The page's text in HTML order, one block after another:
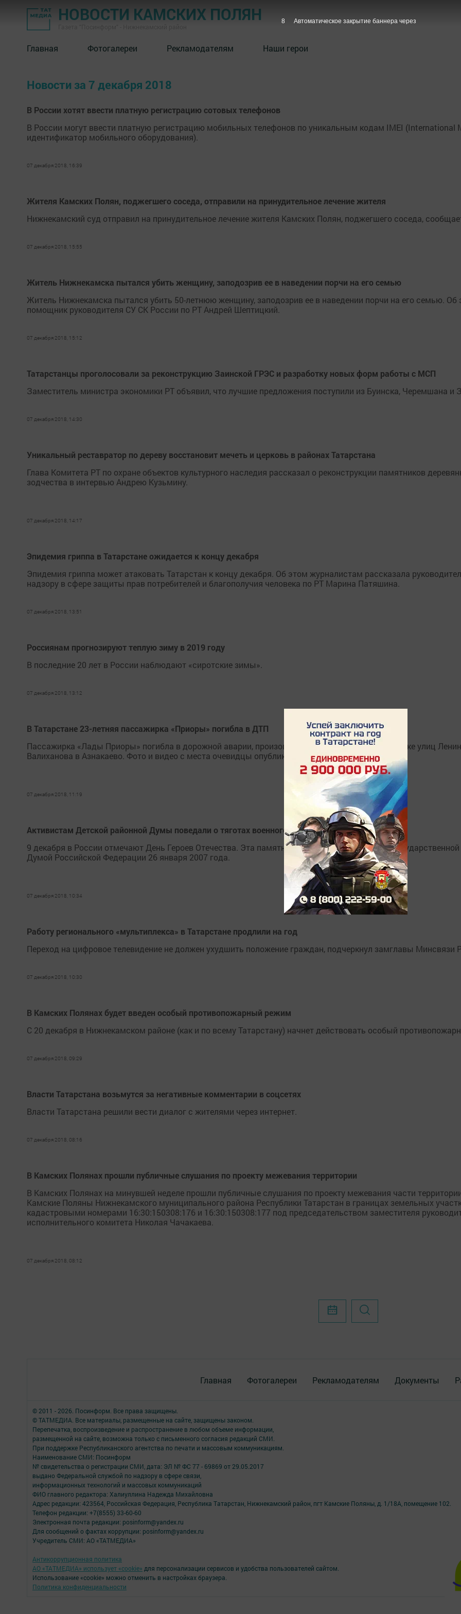
НОВОСТИ КАМСКИХ ПОЛЯН
Главная Фотогалереи Рекламодателям Наши герои
Новости за 7 декабря 2018
В России хотят ввести платную регистрацию сотовых телефонов
В России могут ввести платную регистрацию мобильных телефонов по уникальным кодам IMEI
идентификатор мобильного оборудования).
07 декабря 2018, 16:39
Жителя Камских Полян, поджегшего соседа, отправили на принудительное лечение жителя
Нижнекамский суд отправил на принудительное лечение жителя Камских Полян, поджегшего соседа,
07 декабря 2018, 15:55
Житель Нижнекамска пытался убить женщину, заподозрив ее в наведении порчи на его семью
Житель Нижнекамска пытался убить 50-летнюю женщину, заподозрив ее в наведении порчи на его семью.
помощник руководителя СУ СК России по РТ Андрей Шептицкий.
07 декабря 2018, 15:12
Татарстанцы проголосовали за реконструкцию Заинской ГРЭС и разработку новых форм работы с МСП
Заместитель министра экономики РТ объявил, что лучшие предложения поступили из Буинска, Черемшана и
07 декабря 2018, 14:30
Уникальный реставратор по дереву восстановит мечеть и церковь в районах Татарстана
Глава Комитета РТ по охране объектов культурного наследия рассказал о реконструкции памятников
зодчества в интервью Андрею Кузьмину.
07 декабря 2018, 14:17
Эпидемия гриппа в Татарстане ожидается к концу декабря
Эпидемия гриппа может атаковать Татарстан к концу декабря. Об этом журналистам рассказала
надзору в сфере защиты прав потребителей и благополучия человека по РТ Марина Патяшина.
07 декабря 2018, 13:51
Россиянам прогнозируют теплую зиму в 2019 году
В последние 20 лет в России наблюдают «сиротские зимы».
07 декабря 2018, 13:12
В Татарстане 23-летняя пассажирка «Приоры» погибла в ДТП
Пассажирка «Лады Приоры» погибла в дорожной аварии, произошедшей 1 декабря на перекрестке улиц
Валиханова в Азнакаево. Фото и видео с места очевидцы опубликовали в соцсетях.
07 декабря 2018, 11:19
Активистам Детской районной Думы поведали о тяготах военного времени
9 декабря в России отмечают День Героев Отечества. Эта памятная дата была установлена Государственной
Думой Российской Федерации 26 января 2007 года.
07 декабря 2018, 10:34
Работу регионального «мультиплекса» в Татарстане продлили на год
Переход на цифровое телевидение не должен ухудшить положение граждан, подчеркнул замглавы Минсвязи
07 декабря 2018, 10:30
В Камских Полянах будет введен особый противопожарный режим
С 20 декабря в Нижнекамском районе (как и по всему Татарстану) начнет действовать особый
07 декабря 2018, 09:29
Власти Татарстана возьмутся за негативные комментарии в соцсетях
Власти Татарстана решили вести диалог с жителями через интернет.
07 декабря 2018, 08:16
В Камских Полянах прошли публичные слушания по проекту межевания территории
В Камских Полянах на минувшей неделе прошли публичные слушания по проекту межевания части
Камские Поляны Нижнекамского муниципального района Республики Татарстан в границах земельных
кадастровыми номерами 16:30:150308:176 и 16:30:150308:177 под председательством заместителя
исполнительного комитета Николая Чачакаева.
07 декабря 2018, 08:12
Главная Фотогалереи Рекламодателям Документы
© 2011 - 2026. Посинформ. Все права защищены.
© ТАТМЕДИА. Все материалы, размещенные на сайте, защищены законом.
Перепечатка, воспроизведение и распространение в любом объеме информации,
размещенной на сайте, возможна только с письменного согласия редакций СМИ.
При поддержке Республиканского агентства по печати и массовым коммуникациям.
Наименование СМИ: Посинформ
№ свидетельства о регистрации СМИ, дата: ЭЛ № ФС 77 - 69869 от 29.05.2017
выдано Федеральной службой по надзору в сфере связи,
информационных технологий и массовых коммуникаций
ФИО главного редактора: Халиуллина Надежда Михайловна
Адрес редакции: 423564, Российская Федерация, Республика Татарстан, Нижнекамский район, пгт Камские Поляны, д. 1/18А, помещение 102.
Телефон редакции: +7(8555) 33-60-60
Электронная почта редакции: posinform@yandex.ru
Для сообщений о фактах коррупции: posinform@yandex.ru
Учредитель СМИ: АО «ТАТМЕДИА»
Антикоррупционная политика
АО «ТАТМЕДИА» использует «cookie» для персонализации сервисов и удобства пользователей сайтом.
Использование «cookie» можно отменить в настройках браузера.
Политика конфиденциальности
7 Автоматическое закрытие баннера через